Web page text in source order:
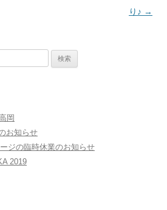
り♪ →
岡
お知らせ
ジの臨時休業のお知らせ
2019